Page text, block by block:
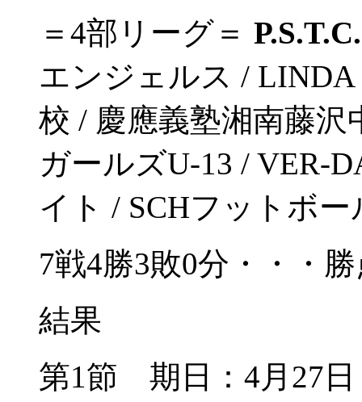
＝4部リーグ＝
エンジェルス /
校 / 慶應義塾湘南藤沢
ガールズU-13 / VER-
イト / SCHフットボ
7戦4勝3敗0分・・・
結果
第1節 期日：4月27